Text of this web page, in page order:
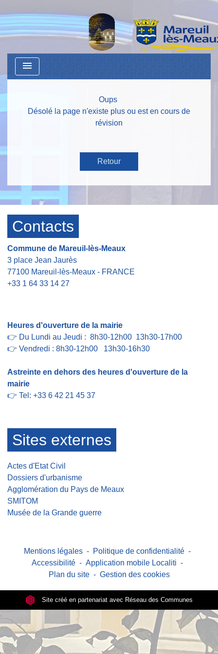
menu
Oups
Désolé la page n'existe plus ou est en cours de
révision
Retour
Contacts
Commune de Mareuil-lès-Meaux
3 place Jean Jaurès
77100 Mareuil-lès-Meaux - FRANCE
+33 1 64 33 14 27
Heures d'ouverture de la mairie
👉 Du Lundi au Jeudi : 8h30-12h00 13h30-17h00
👉 Vendredi : 8h30-12h00 13h30-16h30
Astreinte en dehors des heures d'ouverture de la
mairie
👉 Tel: +33 6 42 21 45 37
Sites externes
Actes d'Etat Civil
Dossiers d'urbanisme
Agglomération du Pays de Meaux
SMITOM
Musée de la Grande guerre
Mentions légales - Politique de confidentialité -
Accessibilité - Application mobile Localiti -
Plan du site - Gestion des cookies
Site créé en partenariat avec Réseau des Communes